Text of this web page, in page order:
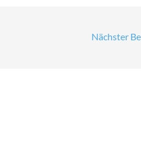
Nächster